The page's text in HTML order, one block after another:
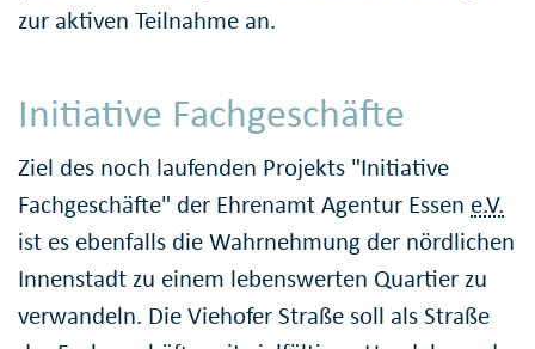
zur aktiven Teilnahme an.
Initiative Fachgeschäfte
Ziel des noch laufenden Projekts "Initiative
Fachgeschäfte" der Ehrenamt Agentur Essen e.V.
ist es ebenfalls die Wahr­nehmung der nördlichen
Innenstadt zu einem lebens­werten Quartier zu
verwandeln. Die Viehofer Straße soll als Straße